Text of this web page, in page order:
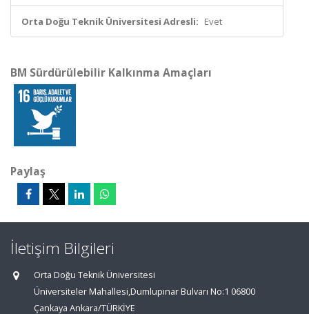
Orta Doğu Teknik Üniversitesi Adresli: Evet
BM Sürdürülebilir Kalkınma Amaçları
Paylaş
İletişim Bilgileri
Orta Doğu Teknik Üniversitesi
Üniversiteler Mahallesi,Dumlupınar Bulvarı No:1 06800
Çankaya Ankara/TÜRKİYE